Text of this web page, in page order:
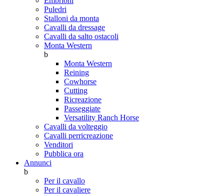
Puledri
Stalloni da monta
Cavalli da dressage
Cavalli da salto ostacoli
Monta Western
b
Monta Western
Reining
Cowhorse
Cutting
Ricreazione
Passeggiate
Versatility Ranch Horse
Cavalli da volteggio
Cavalli perricreazione
Venditori
Pubblica ora
Annunci
b
Per il cavallo
Per il cavaliere